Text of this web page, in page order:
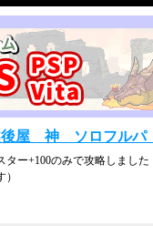
屋 神 ソロフル
ー+100のみで攻略しました